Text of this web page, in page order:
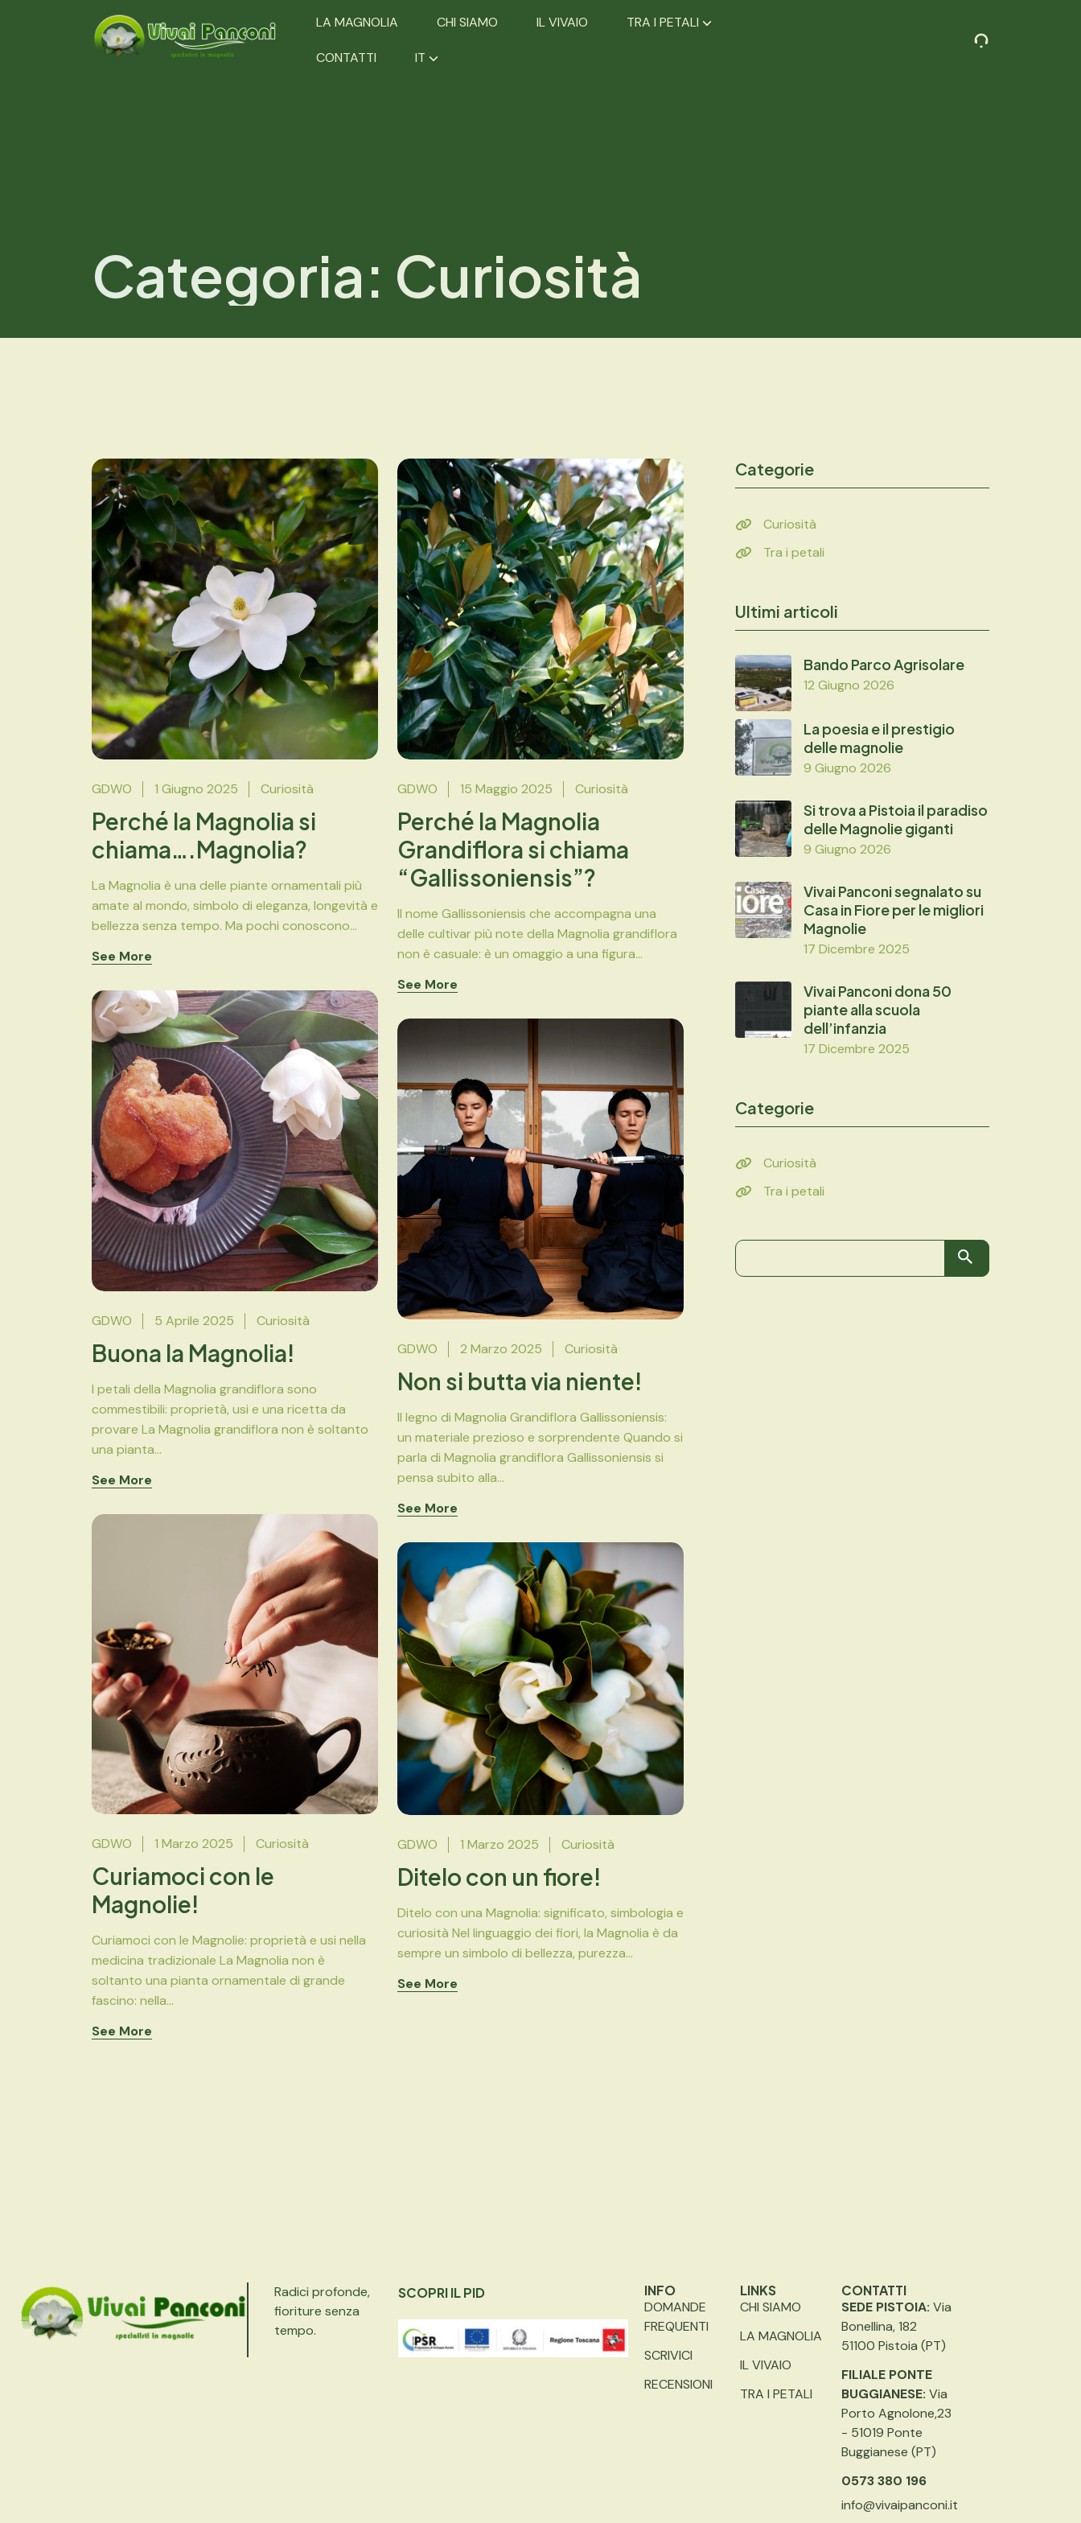
LA MAGNOLIA CHI SIAMO IL VIVAIO TRA I PETALI
CONTATTI IT
Categoria: Curiosità
GDWO 1 Giugno 2025 Curiosità
Perché la Magnolia si
chiama….Magnolia?
La Magnolia è una delle piante ornamentali più
amate al mondo, simbolo di eleganza, longevità e
bellezza senza tempo. Ma pochi conoscono...
See More
GDWO 15 Maggio 2025 Curiosità
Perché la Magnolia
Grandiflora si chiama
“Gallissoniensis”?
Il nome Gallissoniensis che accompagna una
delle cultivar più note della Magnolia grandiflora
non è casuale: è un omaggio a una figura...
See More
GDWO 5 Aprile 2025 Curiosità
Buona la Magnolia!
I petali della Magnolia grandiflora sono
commestibili: proprietà, usi e una ricetta da
provare La Magnolia grandiflora non è soltanto
una pianta...
See More
GDWO 2 Marzo 2025 Curiosità
Non si butta via niente!
Il legno di Magnolia Grandiflora Gallissoniensis:
un materiale prezioso e sorprendente Quando si
parla di Magnolia grandiflora Gallissoniensis si
pensa subito alla...
See More
GDWO 1 Marzo 2025 Curiosità
Curiamoci con le
Magnolie!
Curiamoci con le Magnolie: proprietà e usi nella
medicina tradizionale La Magnolia non è
soltanto una pianta ornamentale di grande
fascino: nella...
See More
GDWO 1 Marzo 2025 Curiosità
Ditelo con un fiore!
Ditelo con una Magnolia: significato, simbologia e
curiosità Nel linguaggio dei fiori, la Magnolia è da
sempre un simbolo di bellezza, purezza...
See More
Categorie
Curiosità
Tra i petali
Ultimi articoli
Bando Parco Agrisolare
12 Giugno 2026
La poesia e il prestigio
delle magnolie
9 Giugno 2026
Si trova a Pistoia il paradiso
delle Magnolie giganti
9 Giugno 2026
Vivai Panconi segnalato su
Casa in Fiore per le migliori
Magnolie
17 Dicembre 2025
Vivai Panconi dona 50
piante alla scuola
dell’infanzia
17 Dicembre 2025
Categorie
Curiosità
Tra i petali
Radici profonde,
fioriture senza
tempo.
SCOPRI IL PID
INFO
DOMANDE
FREQUENTI
SCRIVICI
RECENSIONI
LINKS
CHI SIAMO
LA MAGNOLIA
IL VIVAIO
TRA I PETALI
CONTATTI
SEDE PISTOIA:Via
Bonellina, 182
51100 Pistoia (PT)
FILIALE PONTE
BUGGIANESE: Via
Porto Agnolone,23
- 51019 Ponte
Buggianese (PT)
0573 380 196
info@vivaipanconi.it